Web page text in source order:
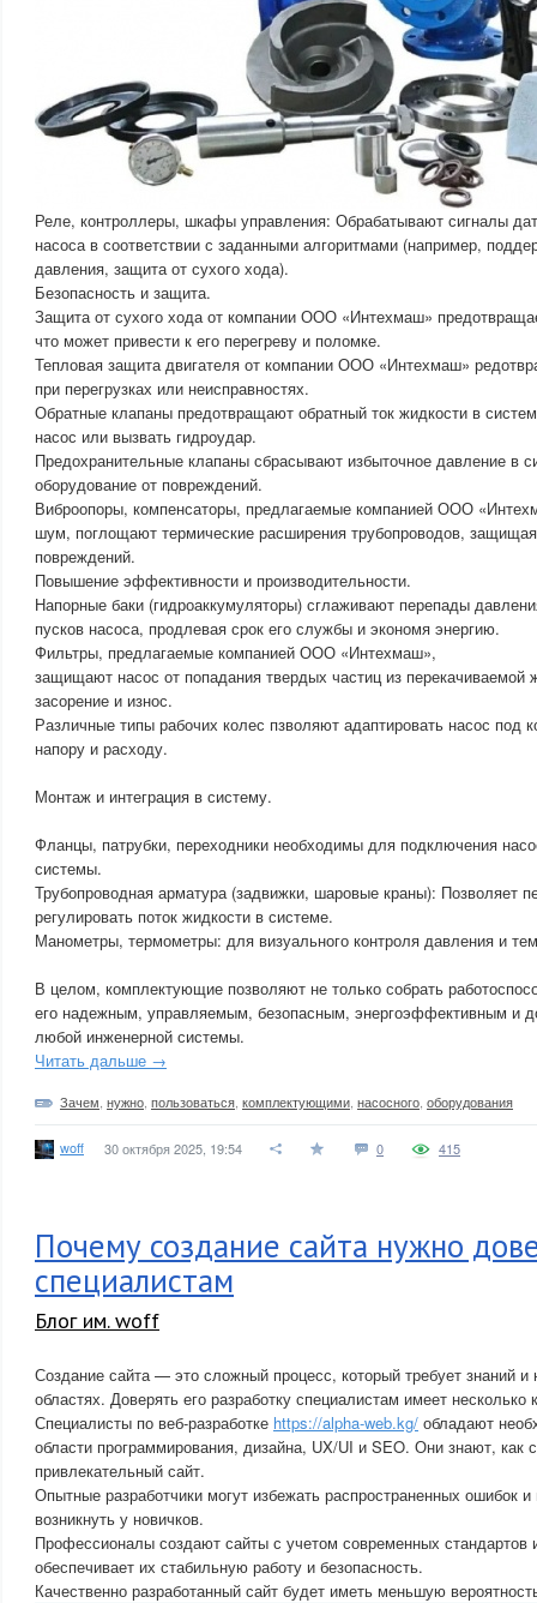
Реле, контроллеры, шкафы управления: Обрабатывают сигналы
насоса в соответствии с заданными алгоритмами (например,
давления, защита от сухого хода).
Безопасность и защита.
Защита от сухого хода от компании ООО «Интехмаш»
что может привести к его перегреву и поломке.
Тепловая защита двигателя от компании ООО «Интехмаш»
при перегрузках или неисправностях.
Обратные клапаны предотвращают обратный ток жидкости в
насос или вызвать гидроудар.
Предохранительные клапаны сбрасывают избыточное давление в
оборудование от повреждений.
Виброопоры, компенсаторы, предлагаемые компанией ООО
шум, поглощают термические расширения трубопроводов,
повреждений.
Повышение эффективности и производительности.
Напорные баки (гидроаккумуляторы) сглаживают перепады
пусков насоса, продлевая срок его службы и экономя энергию.
Фильтры, предлагаемые компанией ООО «Интехмаш»,
защищают насос от попадания твердых частиц из перекачиваемой
засорение и износ.
Различные типы рабочих колес пзволяют адаптировать насос под
напору и расходу.
Монтаж и интеграция в систему.
Фланцы, патрубки, переходники необходимы для подключения
системы.
Трубопроводная арматура (задвижки, шаровые краны): Позволяет
регулировать поток жидкости в системе.
Манометры, термометры: для визуального контроля давления и
В целом, комплектующие позволяют не только собрать
его надежным, управляемым, безопасным, энергоэффективным и
любой инженерной системы.
Читать дальше →
Зачем нужно пользоваться комплектующими насосного оборудования
woff 30 октября 2025, 19:54 0 415
Почему создание сайта нужно
специалистам
Блог им. woff
Создание сайта — это сложный процесс, который требует знаний и
областях. Доверять его разработку специалистам имеет
Специалисты по веб-разработке https://alpha-web.kg/ обладают
области программирования, дизайна, UX/UI и SEO. Они знают, как
привлекательный сайт.
Опытные разработчики могут избежать распространенных ошибок
возникнуть у новичков.
Профессионалы создают сайты с учетом современных стандартов
обеспечивает их стабильную работу и безопасность.
Качественно разработанный сайт будет иметь меньшую